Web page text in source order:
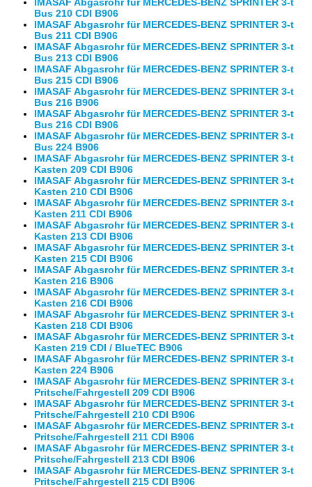
IMASAF Abgasrohr für MERCEDES-BENZ SPRINTER 3-t
Bus 210 CDI B906
IMASAF Abgasrohr für MERCEDES-BENZ SPRINTER 3-t
Bus 211 CDI B906
IMASAF Abgasrohr für MERCEDES-BENZ SPRINTER 3-t
Bus 213 CDI B906
IMASAF Abgasrohr für MERCEDES-BENZ SPRINTER 3-t
Bus 215 CDI B906
IMASAF Abgasrohr für MERCEDES-BENZ SPRINTER 3-t
Bus 216 B906
IMASAF Abgasrohr für MERCEDES-BENZ SPRINTER 3-t
Bus 216 CDI B906
IMASAF Abgasrohr für MERCEDES-BENZ SPRINTER 3-t
Bus 224 B906
IMASAF Abgasrohr für MERCEDES-BENZ SPRINTER 3-t
Kasten 209 CDI B906
IMASAF Abgasrohr für MERCEDES-BENZ SPRINTER 3-t
Kasten 210 CDI B906
IMASAF Abgasrohr für MERCEDES-BENZ SPRINTER 3-t
Kasten 211 CDI B906
IMASAF Abgasrohr für MERCEDES-BENZ SPRINTER 3-t
Kasten 213 CDI B906
IMASAF Abgasrohr für MERCEDES-BENZ SPRINTER 3-t
Kasten 215 CDI B906
IMASAF Abgasrohr für MERCEDES-BENZ SPRINTER 3-t
Kasten 216 B906
IMASAF Abgasrohr für MERCEDES-BENZ SPRINTER 3-t
Kasten 216 CDI B906
IMASAF Abgasrohr für MERCEDES-BENZ SPRINTER 3-t
Kasten 218 CDI B906
IMASAF Abgasrohr für MERCEDES-BENZ SPRINTER 3-t
Kasten 219 CDI / BlueTEC B906
IMASAF Abgasrohr für MERCEDES-BENZ SPRINTER 3-t
Kasten 224 B906
IMASAF Abgasrohr für MERCEDES-BENZ SPRINTER 3-t
Pritsche/Fahrgestell 209 CDI B906
IMASAF Abgasrohr für MERCEDES-BENZ SPRINTER 3-t
Pritsche/Fahrgestell 210 CDI B906
IMASAF Abgasrohr für MERCEDES-BENZ SPRINTER 3-t
Pritsche/Fahrgestell 211 CDI B906
IMASAF Abgasrohr für MERCEDES-BENZ SPRINTER 3-t
Pritsche/Fahrgestell 213 CDI B906
IMASAF Abgasrohr für MERCEDES-BENZ SPRINTER 3-t
Pritsche/Fahrgestell 215 CDI B906